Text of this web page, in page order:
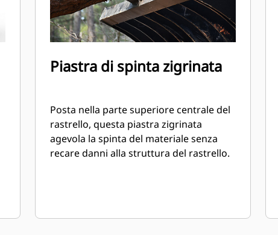
Piastra di spinta zigrinata
Posta nella parte superiore centrale del
rastrello, questa piastra zigrinata
agevola la spinta del materiale senza
recare danni alla struttura del rastrello.